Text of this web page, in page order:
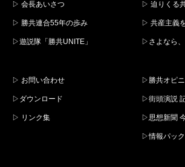
▷ 会長あいさつ
▷ 勝共連合55年の歩み
▷遊説隊「勝共UNITE」
▷ 迫りくる
▷ 共産主義
▷さよなら
▷ お問い合わせ
▷ダウンロード
▷ リンク集
▷勝共オピ
▷街頭演説
▷思想新聞
▷情報パック